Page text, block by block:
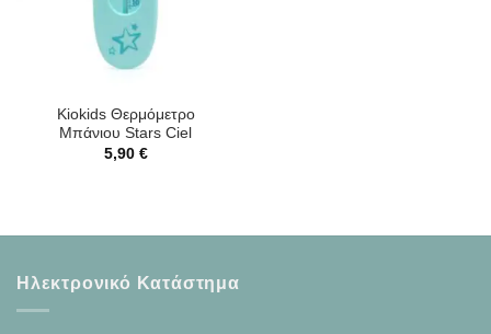
Kiokids Θερμόμετρο
Μπάνιου Stars Ciel
5,90 €
Ηλεκτρονικό Κατάστημα